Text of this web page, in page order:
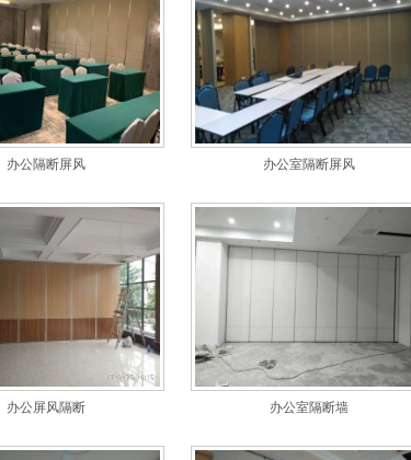
办公隔断屏风 办公室隔断屏风
办公屏风隔断 办公室隔断墙